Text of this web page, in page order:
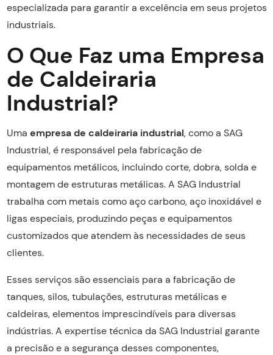
especializada para garantir a excelência em seus projetos
industriais.
O Que Faz uma Empresa
de Caldeiraria
Industrial?
Uma empresa de caldeiraria industrial, como a SAG
Industrial, é responsável pela fabricação de
equipamentos metálicos, incluindo corte, dobra, solda e
montagem de estruturas metálicas. A SAG Industrial
trabalha com metais como aço carbono, aço inoxidável e
ligas especiais, produzindo peças e equipamentos
customizados que atendem às necessidades de seus
clientes.
Esses serviços são essenciais para a fabricação de
tanques, silos, tubulações, estruturas metálicas e
caldeiras, elementos imprescindíveis para diversas
indústrias. A expertise técnica da SAG Industrial garante
a precisão e a segurança desses componentes,